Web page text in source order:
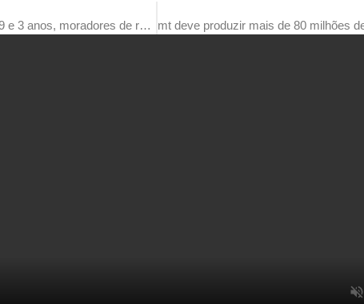
casal e filhas de 13, 9 e 3 anos, moradores de rondonópolis, morrem em acidente no paraná